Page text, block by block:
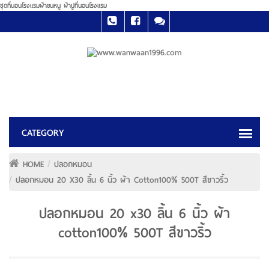
ชุดที่นอนโรงแรมผ้าขนหนู ผ้าปูที่นอนโรงแรม
HOME
ปลอกหมอน
ปลอกหมอน 20 X30 ลิ้น 6 นิ้ว ผ้า Cotton100% 500T สีขาวริ้ว
ปลอกหมอน 20 x30 ลิ้น 6 นิ้ว ผ้า
cotton100% 500T สีขาวริ้ว